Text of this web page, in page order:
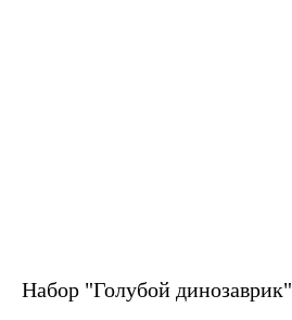
Набор "Голубой динозаврик"